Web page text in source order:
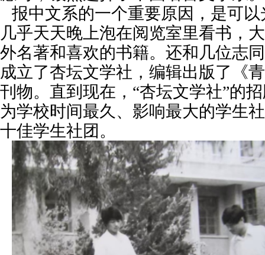
报中文系的一个重要原因，是可
几乎天天晚上泡在阅览室里看书，
外名著和喜欢的书籍。还和几位志
成立了杏坛文学社，编辑出版了《
刊物。直到现在，“杏坛文学社”的
为学校时间最久、影响最大的学生
十佳学生社团。